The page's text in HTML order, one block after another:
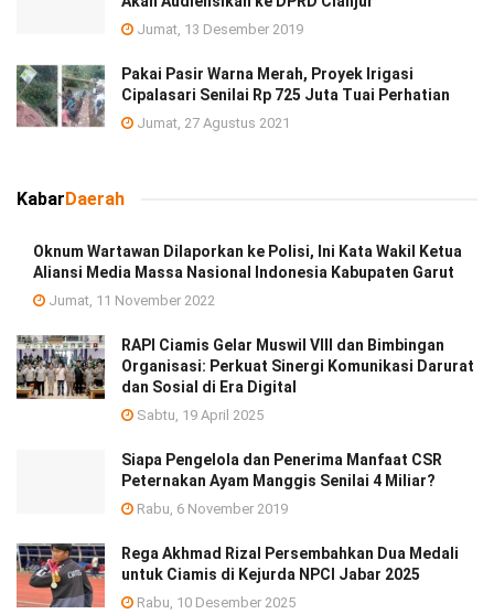
Jumat, 13 Desember 2019
Pakai Pasir Warna Merah, Proyek Irigasi
Cipalasari Senilai Rp 725 Juta Tuai Perhatian
Jumat, 27 Agustus 2021
Kabar Daerah
Oknum Wartawan Dilaporkan ke Polisi, Ini Kata Wakil Ketua
Aliansi Media Massa Nasional Indonesia Kabupaten Garut
Jumat, 11 November 2022
RAPI Ciamis Gelar Muswil VIII dan Bimbingan
Organisasi: Perkuat Sinergi Komunikasi Darurat
dan Sosial di Era Digital
Sabtu, 19 April 2025
Siapa Pengelola dan Penerima Manfaat CSR
Peternakan Ayam Manggis Senilai 4 Miliar?
Rabu, 6 November 2019
Rega Akhmad Rizal Persembahkan Dua Medali
untuk Ciamis di Kejurda NPCI Jabar 2025
Rabu, 10 Desember 2025